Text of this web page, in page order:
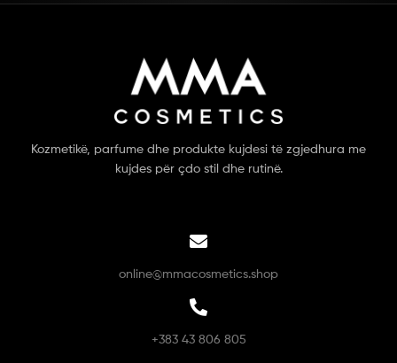
Kozmetikë, parfume dhe produkte kujdesi të zgjedhura me
kujdes për çdo stil dhe rutinë.
online@mmacosmetics.shop
+383 43 806 805